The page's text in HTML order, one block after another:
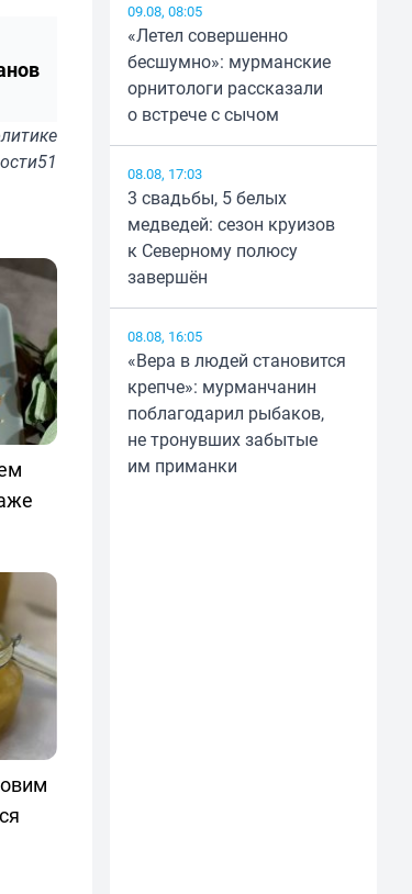
09.08, 08:05
«Летел совершенно
бесшумно»: мурманские
орнитологи рассказали
о встрече с сычом
08.08, 17:03
3 свадьбы, 5 белых
медведей: сезон круизов
к Северному полюсу
завершён
08.08, 16:05
«Вера в людей становится
крепче»: мурманчанин
поблагодарил рыбаков,
не тронувших забытые
им приманки